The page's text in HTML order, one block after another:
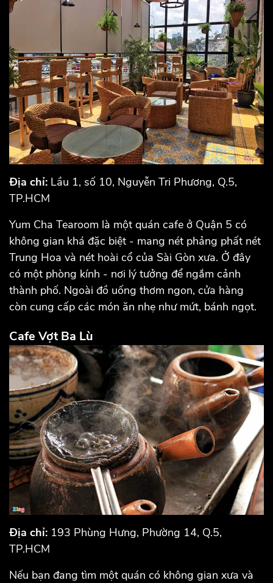
Địa chỉ: Lầu 1, số 10, Nguyễn Tri Phương, Q.5,
TP.HCM
Yum Cha Tearoom là một quán cafe ở Quận 5 có
không gian khá đặc biệt - mang nét phảng phất nét
Trung Hoa và nét hoài cổ của Sài Gòn xưa. Ở đây
có một phòng kính - nơi lý tưởng để ngắm cảnh
thành phố. Ngoài đồ uống thơm ngon, cửa hàng
còn cung cấp các món ăn nhẹ như mứt, bánh ngọt.
Cafe Vợt Ba Lù
Địa chỉ: 193 Phùng Hưng, Phường 14, Q.5,
TP.HCM
Nếu bạn đang tìm một quán có không gian xưa và